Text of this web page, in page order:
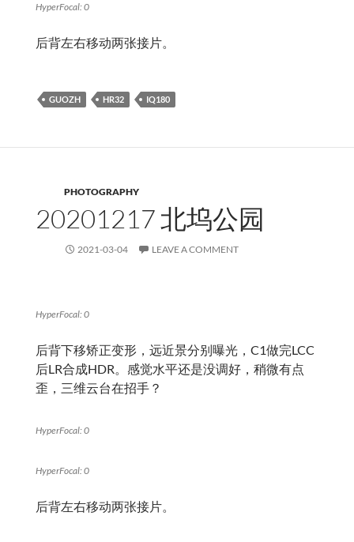
HyperFocal: 0
后背左右移动两张接片。
GUOZH HR32 IQ180
PHOTOGRAPHY
20201217 北坞公园
2021-03-04 LEAVE A COMMENT
HyperFocal: 0
后背下移矫正变形，远近景分别曝光，C1做完LCC
后LR合成HDR。感觉水平还是没调好，稍微有点
歪，三维云台在招手？
HyperFocal: 0
HyperFocal: 0
后背左右移动两张接片。